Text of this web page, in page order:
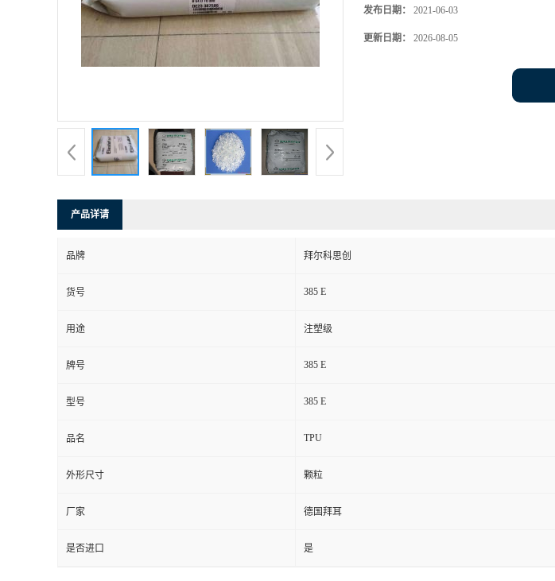
发布日期： 2021-06-03
更新日期： 2026-08-05
产品详请
品牌 拜尔科思创
货号 385 E
用途 注塑级
牌号 385 E
型号 385 E
品名 TPU
外形尺寸 颗粒
厂家 德国拜耳
是否进口 是